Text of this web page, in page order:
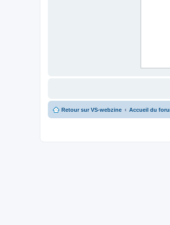
Retour sur VS-webzine Accueil du